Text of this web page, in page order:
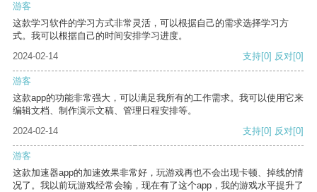
游客
这款学习软件的学习方式非常灵活，可以根据自己的需求选择学习方
式。我可以根据自己的时间安排学习进度。
2024-02-14
支持[0] 反对[0]
游客
这款app的功能非常强大，可以满足我所有的工作需求。我可以使用它来
编辑文档、制作演示文稿、管理日程安排等。
2024-02-14
支持[0] 反对[0]
游客
这款加速器app的加速效果非常好，玩游戏再也不会出现卡顿、掉线的情
况了。我以前玩游戏经常会输，现在有了这个app，我的游戏水平提升了